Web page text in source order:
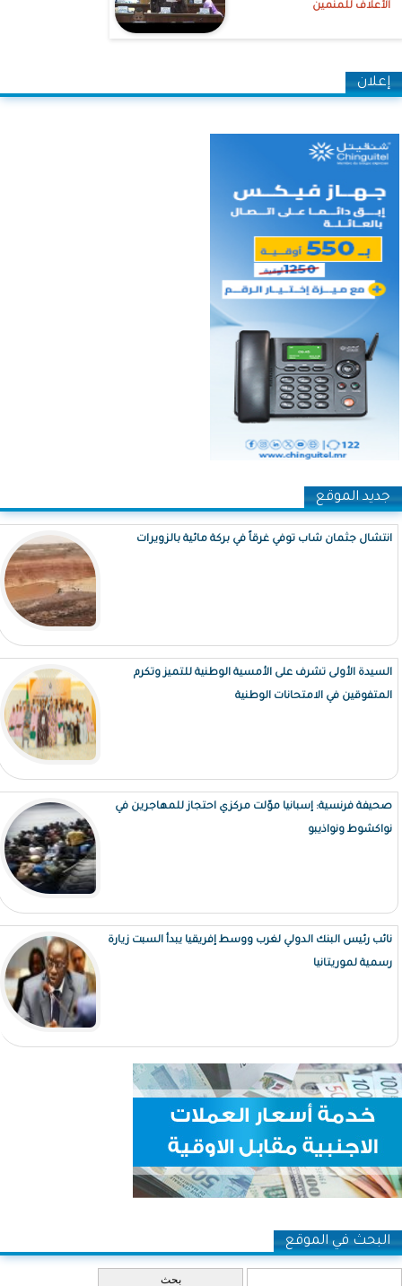
الأعلاف للمنمين
إعلان
جديد الموقع
انتشال جثمان شاب توفي غرقاً في بركة مائية بالزويرات
السيدة الأولى تشرف على الأمسية الوطنية للتميز وتكرم
المتفوقين في الامتحانات الوطنية
صحيفة فرنسية: إسبانيا موّلت مركزي احتجاز للمهاجرين في
نواكشوط ونواذيبو
نائب رئيس البنك الدولي لغرب ووسط إفريقيا يبدأ السبت زيارة
رسمية لموريتانيا
البحث في الموقع